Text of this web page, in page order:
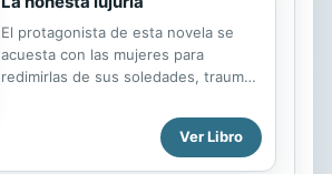
conduirà a una patologia literària. De
les trinxeres de la Primera Guerra
Mundial al París dels anys 20, de la
misteriosa Pondichéry a Alger, del
nord de la Bretanya a l ́escenari alpí
del llac Léman, un home seduït per...
El protagonista de esta novela se
acuesta con las mujeres para
redimirlas de sus soledades, traumas
victimizado por ellas. Es un redentor
reventado por los misteriosVer Libro